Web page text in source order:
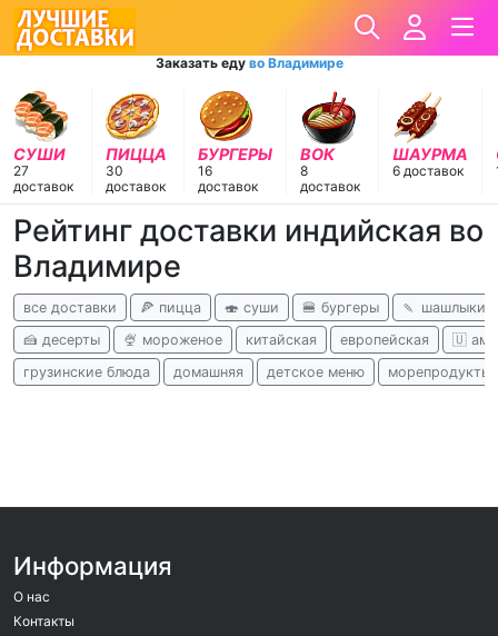
Заказать еду во Владимире
СУШИ
27
доставок
ПИЦЦА
30
доставок
БУРГЕРЫ
16
доставок
ВОК
8
доставок
ШАУРМА
6 доставок
Рейтинг доставки индийская во
Владимире
все доставки 🍕 пицца 🍣 суши 🍔 бургеры
🍡 шашлыки
🍰 десерты
🍨 мороженое китайская европейская
🇺
грузинские блюда
домашняя детское меню морепродукты
Информация
О нас
Контакты